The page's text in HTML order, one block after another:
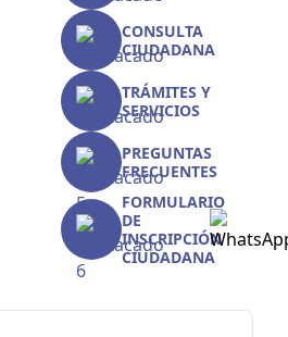
CONSULTA
CIUDADANA
TRÁMITES Y
SERVICIOS
PREGUNTAS
FRECUENTES
FORMULARIO
DE
INSCRIPCIÓN
CIUDADANA